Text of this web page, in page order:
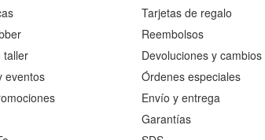
taller
eventos
Tarjetas de regalo
Reembolsos
Devoluciones y cambios
Órdenes especiales
Envío y entrega
Garantías